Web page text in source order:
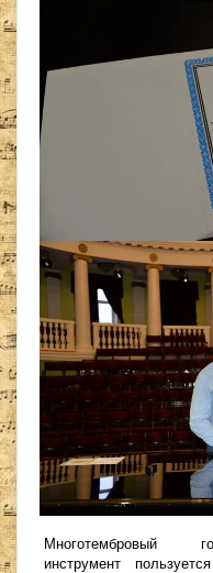
Многотембровый
инструмент